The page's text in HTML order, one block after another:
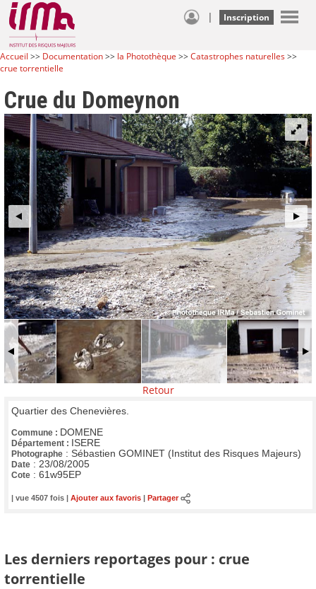
| Inscription
Accueil >> Documentation>> la Photothèque >>Catastrophes naturelles>>
crue torrentielle
Crue du Domeynon
Retour
Quartier des Chenevières.
Commune : DOMENE
Département : ISERE
Photographe : Sébastien GOMINET (Institut des Risques Majeurs)
Date : 23/08/2005
Cote : 61w95EP
| vue 4507 fois | Ajouter aux favoris Partager
Les derniers reportages pour : crue
torrentielle